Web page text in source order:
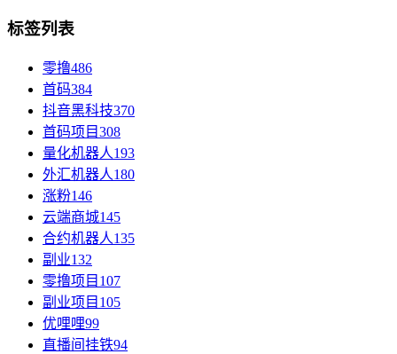
标签列表
零撸486
首码384
抖音黑科技370
首码项目308
量化机器人193
外汇机器人180
涨粉146
云端商城145
合约机器人135
副业132
零撸项目 107
副业项目 105
优哩哩99
直播间挂铁94